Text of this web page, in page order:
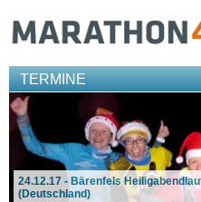
TERMINE
24.12.17 - Bärenfels
(Deutschland)